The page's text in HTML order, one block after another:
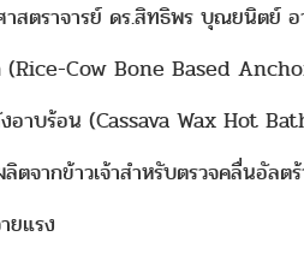
ราจารย์ ดร.สิทธิพร บุณยนิตย์ อ
Cow Bone Based
ร้อน (Cassava Wax Hot
ข้าวเจ้าสำหรับตรวจคลื่นอัลตร้
ายแรง